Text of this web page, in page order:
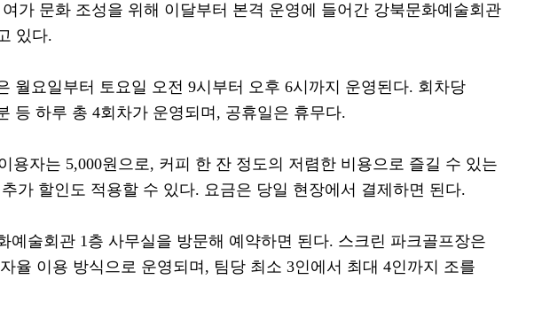
가 문화 조성을 위해 이달부터 본격 운영에 들어간 강북문화예술회관
있다.
월요일부터 토요일 오전 9시부터 오후 6시까지 운영된다. 회차당
등 하루 총 4회차가 운영되며 , 공휴일은 휴무다.
용자는 5,000원으로, 커피 한 잔 정도의 저렴한 비용으로 즐길 수 있는
가 할인도 적용할 수 있다. 요금은 당일 현장에서 결제하면 된다.
예술회관 1층 사무실을 방문해 예약하면 된다. 스크린 파크골프장은
율 이용 방식으로 운영되며 , 팀당 최소 3인에서 최대 4인까지 조를